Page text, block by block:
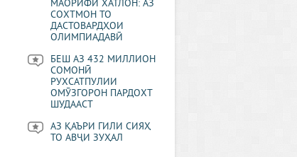
МАОРИФИ ХАТЛОН: АЗ
СОХТМОН ТО
ДАСТОВАРДҲОИ
ОЛИМПИАДАВӢ
БЕШ АЗ 432 МИЛЛИОН
СОМОНӢ
РУХСАТПУЛИИ
ОМӮЗГОРОН ПАРДОХТ
ШУДААСТ
АЗ ҚАЪРИ ГИЛИ СИЯҲ
ТО АВҶИ ЗУҲАЛ